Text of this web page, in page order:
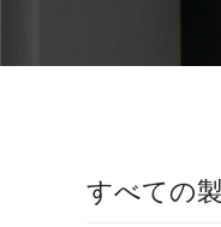
すべての